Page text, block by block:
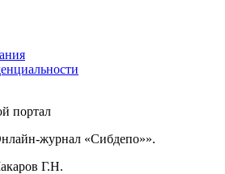
портал
журнал «Сибдепо»».
Г.Н.